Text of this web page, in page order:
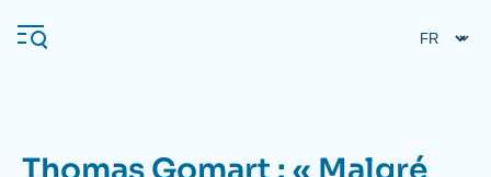
au
contenu